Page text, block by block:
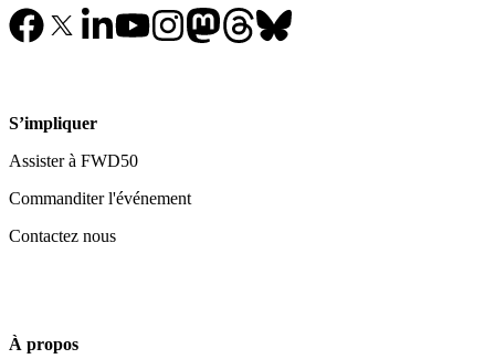
S’impliquer
Assister à FWD50
Commanditer l'événement
Contactez nous
À propos